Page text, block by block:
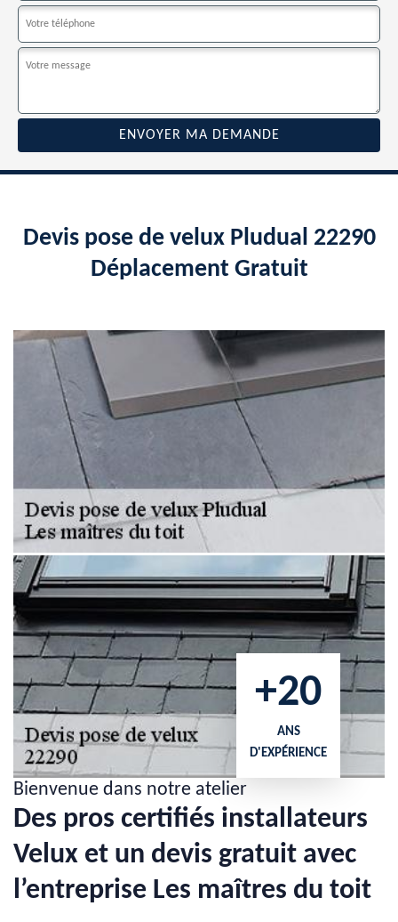
Devis pose de velux Pludual 22290
Déplacement Gratuit
+20
ANS
D'EXPÉRIENCE
Bienvenue dans notre atelier
Des pros certifiés installateurs
Velux et un devis gratuit avec
l’entreprise Les maîtres du toit